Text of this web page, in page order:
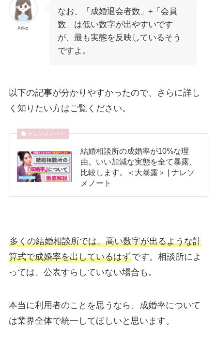
Ariko
なお、「成婚退会者数」÷「会員
数」は低い数字が出やすいです
が、最も実態を反映しているそう
ですよ。
以下の記事が分かりやすかったので、さらに詳し
く知りたい方はご覧ください。
ナレソメノート
結婚相談所の成婚率が10%な理
由。いい加減な実態を全て暴露、
比較します。＜大暴露＞ | ナレソ
メノート
多くの結婚相談所では、高い数字が出るような計
算式で成婚率を出しているはずです。相談所によ
っては、公表すらしていない場合も。
本当に利用者のことを思うなら、成婚率について
は業界全体で統一してほしいと思います。